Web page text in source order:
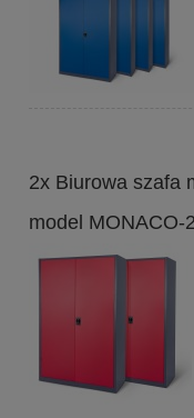
2x Biurowa szafa
model MONACO-2